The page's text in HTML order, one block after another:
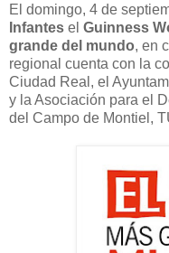
El domingo, 4 de
Infantes el Guinness
grande del mundo, en
regional cuenta con la
Ciudad Real, el
y la Asociación para el
del Campo de Montiel,